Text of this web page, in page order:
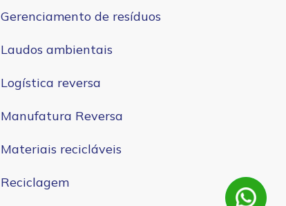
Gerenciamento de resíduos
Laudos ambientais
Logística reversa
Manufatura Reversa
Materiais recicláveis
Reciclagem